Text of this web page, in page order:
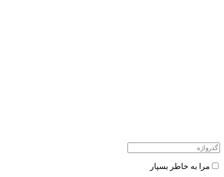
مرا به خاطر بسپار